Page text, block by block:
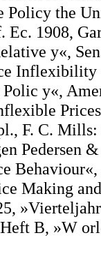
Policy the
Ec. 1908,
y«,
Inflexibility
y«,
F. C.
Pedersen
Making
B, »W